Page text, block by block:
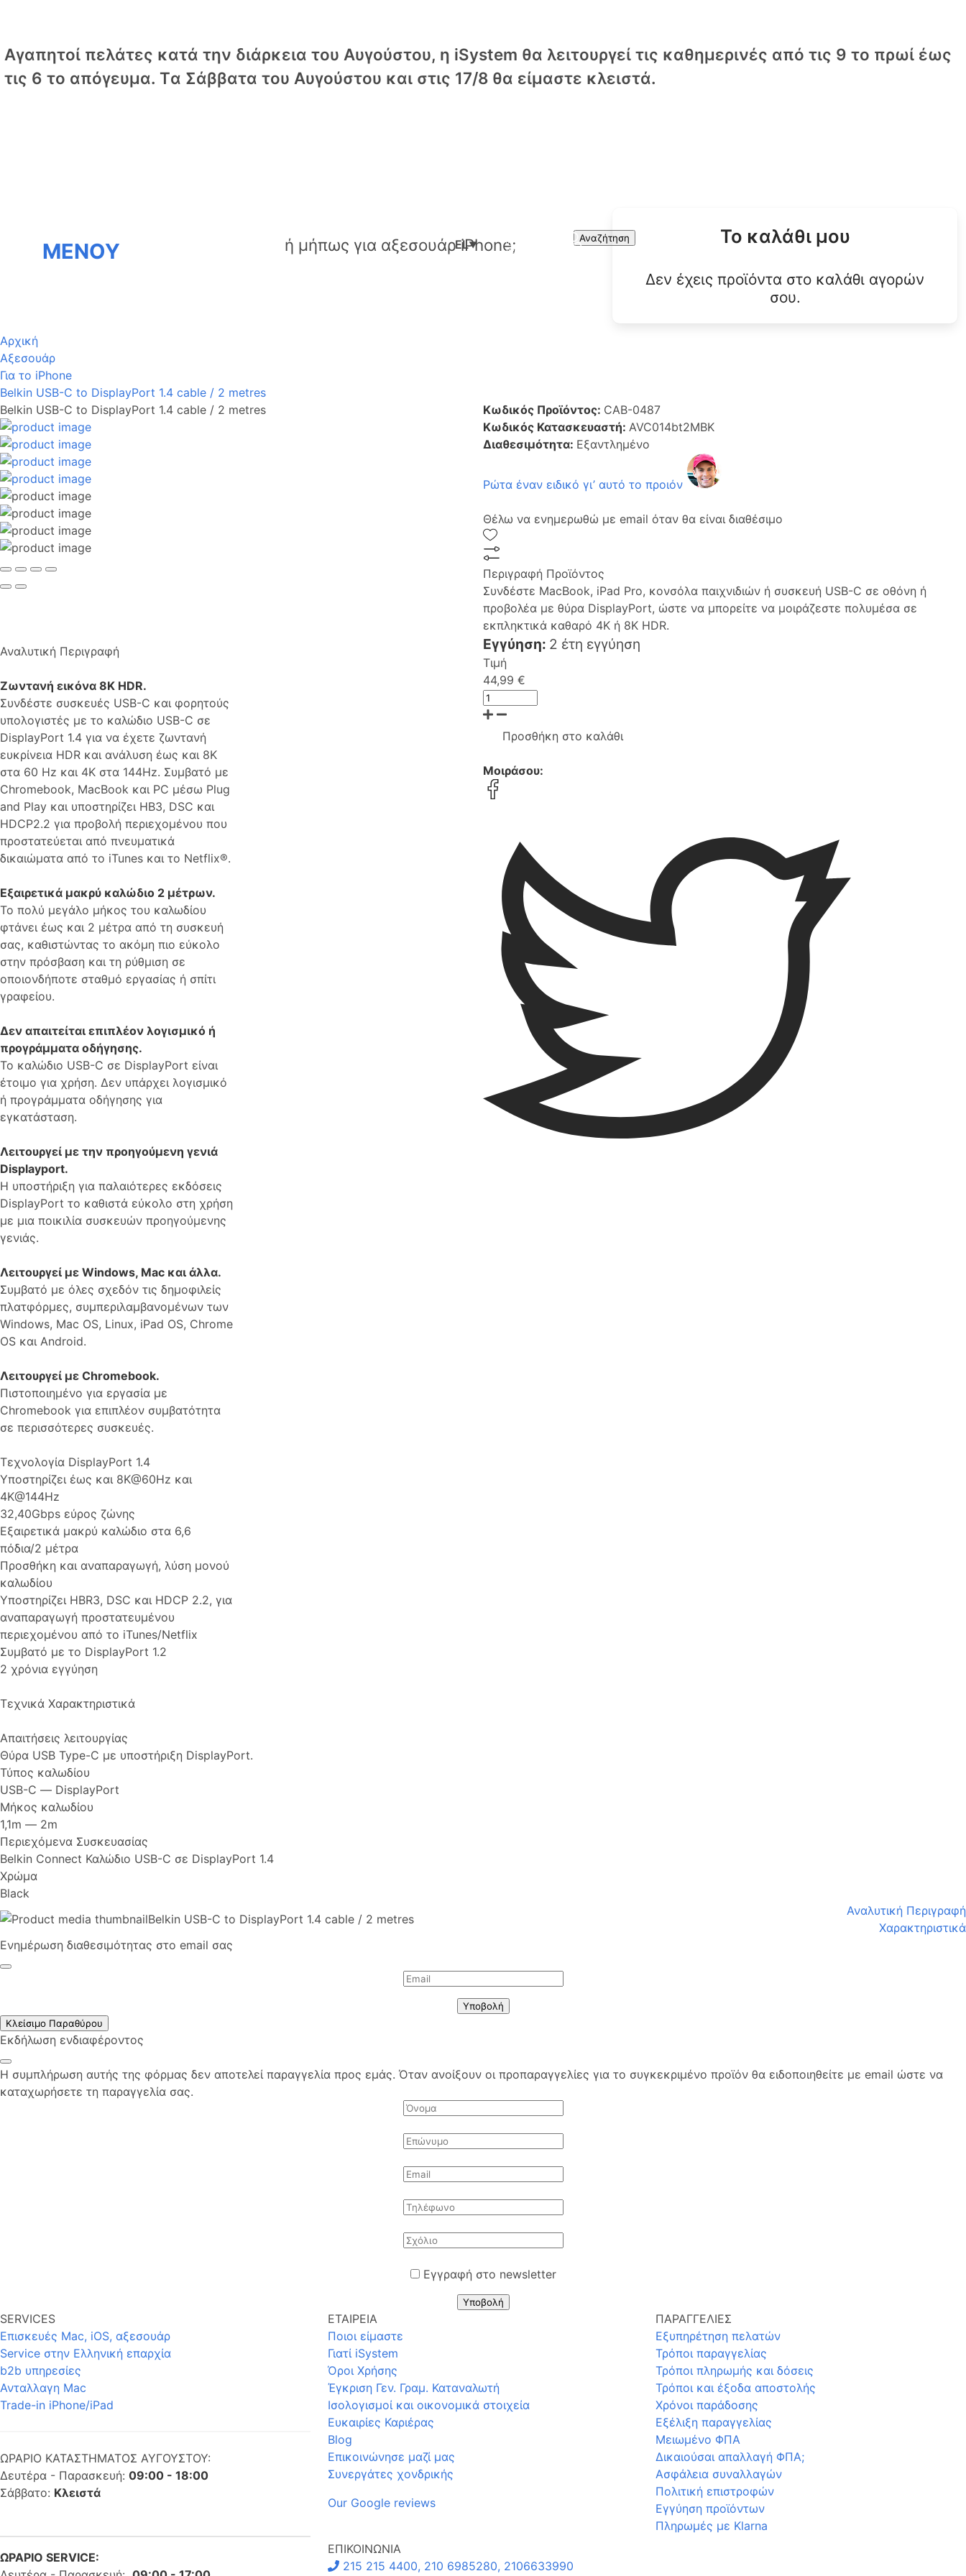
Αγαπητοί πελάτες κατά την διάρκεια του Αυγούστου, η iSystem θα λειτουργεί τις καθημερινές από τις 9 το πρωί έως
τις 6 το απόγευμα. Tα Σάββατα του Αυγούστου και στις 17/8 θα είμαστε κλειστά.
ΜΕΝΟΥ
Search Αναζήτηση
EL▼ Το καλάθι μου
Δεν έχεις προϊόντα στο καλάθι αγορών
σου.
Αρχική
Αξεσουάρ
Για το iPhone
Belkin USB-C to DisplayPort 1.4 cable / 2 metres
Belkin USB-C to DisplayPort 1.4 cable / 2 metres
Αναλυτική Περιγραφή
Ζωντανή εικόνα 8K HDR.
Συνδέστε συσκευές USB-C και φορητούς
υπολογιστές με το καλώδιο USB-C σε
DisplayPort 1.4 για να έχετε ζωντανή
ευκρίνεια HDR και ανάλυση έως και 8K
στα 60 Hz και 4K στα 144Hz. Συμβατό με
Chromebook, MacBook και PC μέσω Plug
and Play και υποστηρίζει HB3, DSC και
HDCP2.2 για προβολή περιεχομένου που
προστατεύεται από πνευματικά
δικαιώματα από το iTunes και το Netflix®.
Εξαιρετικά μακρύ καλώδιο 2 μέτρων.
Το πολύ μεγάλο μήκος του καλωδίου
φτάνει έως και 2 μέτρα από τη συσκευή
σας, καθιστώντας το ακόμη πιο εύκολο
στην πρόσβαση και τη ρύθμιση σε
οποιονδήποτε σταθμό εργασίας ή σπίτι
γραφείου.
Δεν απαιτείται επιπλέον λογισμικό ή
προγράμματα οδήγησης.
Το καλώδιο USB-C σε DisplayPort είναι
έτοιμο για χρήση. Δεν υπάρχει λογισμικό
ή προγράμματα οδήγησης για
εγκατάσταση.
Λειτουργεί με την προηγούμενη γενιά
Displayport.
Η υποστήριξη για παλαιότερες εκδόσεις
DisplayPort το καθιστά εύκολο στη χρήση
με μια ποικιλία συσκευών προηγούμενης
γενιάς.
Λειτουργεί με Windows, Mac και άλλα.
Συμβατό με όλες σχεδόν τις δημοφιλείς
πλατφόρμες, συμπεριλαμβανομένων των
Windows, Mac OS, Linux, iPad OS, Chrome
OS και Android.
Λειτουργεί με Chromebook.
Πιστοποιημένο για εργασία με
Chromebook για επιπλέον συμβατότητα
σε περισσότερες συσκευές.
Τεχνολογία DisplayPort 1.4
Υποστηρίζει έως και 8K@60Hz και
4K@144Hz
32,40Gbps εύρος ζώνης
Εξαιρετικά μακρύ καλώδιο στα 6,6
πόδια/2 μέτρα
Προσθήκη και αναπαραγωγή, λύση μονού
καλωδίου
Υποστηρίζει HBR3, DSC και HDCP 2.2, για
αναπαραγωγή προστατευμένου
περιεχομένου από το iTunes/Netflix
Συμβατό με το DisplayPort 1.2
2 χρόνια εγγύηση
Τεχνικά Χαρακτηριστικά
Απαιτήσεις λειτουργίας
Θύρα USB Type-C με υποστήριξη DisplayPort.
Τύπος καλωδίου
USB-C ― DisplayPort
Μήκος καλωδίου
1,1m ― 2m
Περιεχόμενα Συσκευασίας
Belkin Connect Καλώδιο USB-C σε DisplayPort 1.4
Χρώμα
Black
Κωδικός Προϊόντος: CAB-0487
Κωδικός Κατασκευαστή: AVC014bt2MBK
Διαθεσιμότητα: Εξαντλημένο
Ρώτα έναν ειδικό γι’ αυτό το προιόν
Θέλω να ενημερωθώ με email όταν θα είναι διαθέσιμο
Περιγραφή Προϊόντος
Συνδέστε MacBook, iPad Pro, κονσόλα παιχνιδιών ή συσκευή USB-C σε οθόνη ή
προβολέα με θύρα DisplayPort, ώστε να μπορείτε να μοιράζεστε πολυμέσα σε
εκπληκτικά καθαρό 4K ή 8K HDR.
Εγγύηση: 2 έτη εγγύηση
Τιμή
44,99 €
Προσθήκη στο καλάθι
Μοιράσου:
Belkin USB-C to DisplayPort 1.4 cable / 2 metres
Αναλυτική Περιγραφή
Χαρακτηριστικά
Ενημέρωση διαθεσιμότητας στο email σας
Υποβολή
Κλείσιμο Παραθύρου
Εκδήλωση ενδιαφέροντος
Η συμπλήρωση αυτής της φόρμας δεν αποτελεί παραγγελία προς εμάς. Όταν ανοίξουν οι προπαραγγελίες για το συγκεκριμένο προϊόν θα ειδοποιηθείτε με email ώστε να
καταχωρήσετε τη παραγγελία σας.
Εγγραφή στο newsletter
Υποβολή
SERVICES
Επισκευές Mac, iOS, αξεσουάρ
Service στην Eλληνική επαρχία
b2b υπηρεσίες
Ανταλλαγη Mac
Trade-in iPhone/iPad
ΩΡΑΡΙΟ ΚΑΤΑΣΤΗΜΑΤΟΣ ΑΥΓΟΥΣΤΟΥ:
Δευτέρα - Παρασκευή: 09:00 - 18:00
Σάββατο: Κλειστά
ΩΡΑΡΙΟ SERVICE:
ΕΤΑΙΡΕΙΑ
Ποιοι είμαστε
Γιατί iSystem
Όροι Χρήσης
Έγκριση Γεν. Γραμ. Καταναλωτή
Ισολογισμοί και οικονομικά στοιχεία
Ευκαιρίες Καριέρας
Blog
Επικοινώνησε μαζί μας
Συνεργάτες χονδρικής
Our Google reviews
ΕΠΙΚΟΙΝΩΝΙΑ
215 215 4400, 210 6985280, 2106633990
ΠΑΡΑΓΓΕΛΙΕΣ
Εξυπηρέτηση πελατών
Τρόποι παραγγελίας
Τρόποι πληρωμής και δόσεις
Τρόποι και έξοδα αποστολής
Χρόνοι παράδοσης
Εξέλιξη παραγγελίας
Μειωμένο ΦΠΑ
Δικαιούσαι απαλλαγή ΦΠΑ;
Ασφάλεια συναλλαγών
Πολιτική επιστροφών
Εγγύηση προϊόντων
Πληρωμές με Klarna